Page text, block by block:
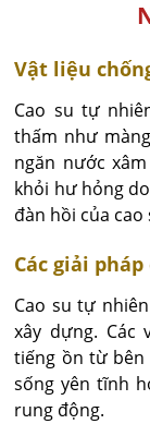
Vật liệu
Cao su tự
thấm như
ngăn nước
khỏi hư hỏng
đàn hồi của cao
Các giải
Cao su tự
xây dựng. Các
tiếng ồn từ bên
sống yên tĩnh
rung động.